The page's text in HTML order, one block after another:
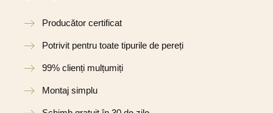
Producător certificat
Potrivit pentru toate tipurile de pereți
99% clienți mulțumiți
Montaj simplu